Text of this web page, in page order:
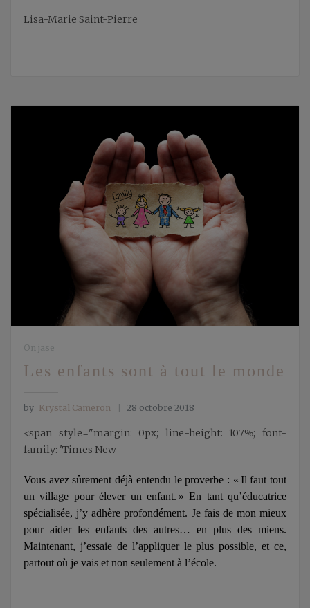
Lisa-Marie Saint-Pierre
On jase
Les enfants sont à tout le monde
by Krystal Cameron 28 octobre 2018
<span style="margin: 0px; line-height: 107%; font-
family: 'Times New
Vous avez sûrement déjà entendu le proverbe : « Il faut tout
un village pour élever un enfant. » En tant qu’éducatrice
spécialisée, j’y adhère profondément. Je fais de mon mieux
pour aider les enfants des autres… en plus des miens.
Maintenant, j’essaie de l’appliquer le plus possible, et ce,
partout où je vais et non seulement à l’école.